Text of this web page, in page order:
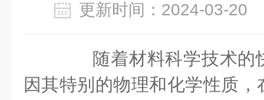
更新时间：2024-03-
随着材料科学技术的
因其特别的物理和化学性质